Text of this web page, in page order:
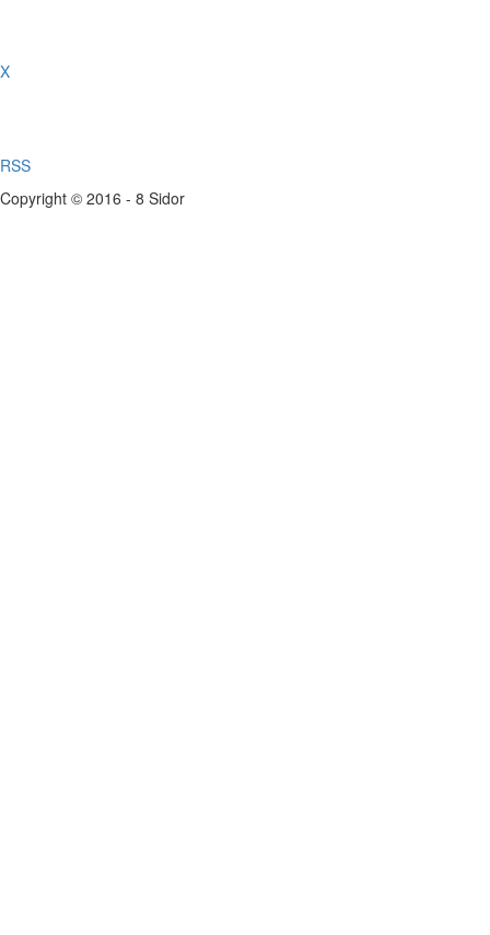
X
RSS
Copyright © 2016 - 8 Sidor